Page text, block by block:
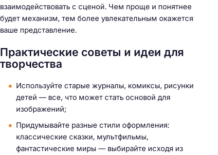
взаимодействовать с сценой. Чем проще и понятнее
будет механизм, тем более увлекательным окажется
ваше представление.
Практические советы и идеи для
творчества
Используйте старые журналы, комиксы, рисунки
детей — все, что может стать основой для
изображений;
Придумывайте разные стили оформления:
классические сказки, мультфильмы,
фантастические миры — выбирайте исходя из